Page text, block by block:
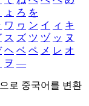
ょ ろ を
ワ ヮ ン イ ィ キ
ス ズ ツ ヅ ッ ヌ
ヘ ベ ペ メ レ オ
ヲ ―
로 중국어를 변환